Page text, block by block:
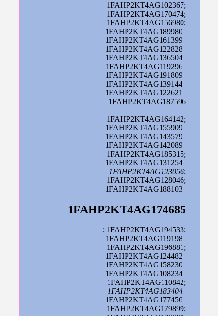
1FAHP2KT4AG102367;
1FAHP2KT4AG170474;
1FAHP2KT4AG156980;
1FAHP2KT4AG189980 |
1FAHP2KT4AG161399 |
1FAHP2KT4AG122828 |
1FAHP2KT4AG136504 |
1FAHP2KT4AG119296 |
1FAHP2KT4AG191809 |
1FAHP2KT4AG139144 |
1FAHP2KT4AG122621 |
1FAHP2KT4AG187596
1FAHP2KT4AG164142;
1FAHP2KT4AG155909 |
1FAHP2KT4AG143579 |
1FAHP2KT4AG142089 |
1FAHP2KT4AG185315;
1FAHP2KT4AG131254 |
1FAHP2KT4AG123056;
1FAHP2KT4AG128046;
1FAHP2KT4AG188103 |
1FAHP2KT4AG174685
; 1FAHP2KT4AG194533;
1FAHP2KT4AG119198 |
1FAHP2KT4AG196881;
1FAHP2KT4AG124482 |
1FAHP2KT4AG158230 |
1FAHP2KT4AG108234 |
1FAHP2KT4AG110842;
1FAHP2KT4AG183404
1FAHP2KT4AG177456
1FAHP2KT4AG179899;